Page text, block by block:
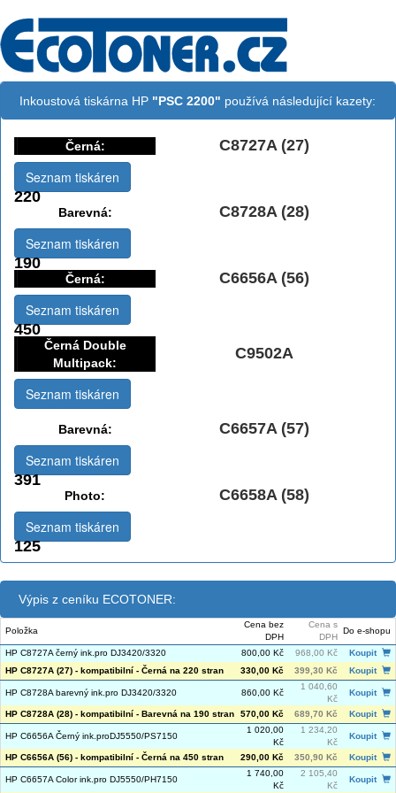
Inkoustová tiskárna HP "PSC 2200" používá následující kazety:
Černá: C8727A (27)
220
Seznam tiskáren
Barevná: C8728A (28)
190
Seznam tiskáren
Černá: C6656A (56)
450
Seznam tiskáren
Černá Double
Multipack:
C9502A
Seznam tiskáren
Barevná: C6657A (57)
391
Seznam tiskáren
Photo: C6658A (58)
125
Seznam tiskáren
Výpis z ceníku ECOTONER:
Položka
Cena bez
DPH
Cena s
DPH
Do e-shopu
HP C8727A černý ink.pro DJ3420/3320 800,00 Kč 968,00 Kč
Koupit
HP C8727A (27) - kompatibilní - Černá na 220 stran
330,00 Kč 399,30 Kč Koupit
HP C8728A barevný ink.pro DJ3420/3320 860,00 Kč
1 040,60
Kč
Koupit
HP C8728A (28) - kompatibilní - Barevná na 190 stran 570,00 Kč 689,70 Kč Koupit
HP C6656A Černý ink.proDJ5550/PS7150
1 020,00
Kč
1 234,20
Kč
Koupit
HP C6656A (56) - kompatibilní - Černá na 450 stran 290,00 Kč 350,90 Kč Koupit
HP C6657A Color ink.pro DJ5550/PH7150
1 740,00
Kč
2 105,40
Kč
Koupit